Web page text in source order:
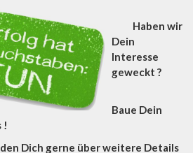
Haben wir
Dein
Interesse
geweckt ?
Baue Dein
!
gerne über weitere Details